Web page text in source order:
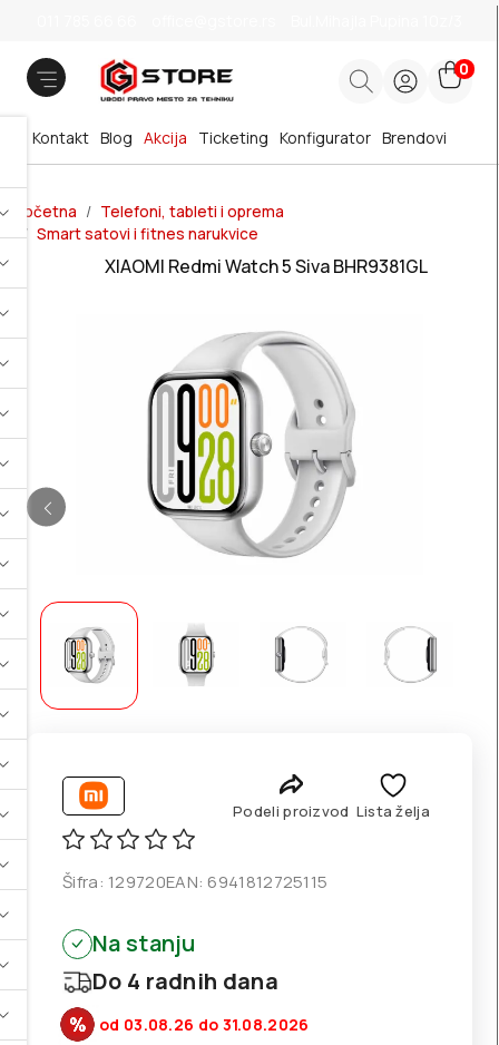
0
Brendovi
Blog Akcija
Kontakt Ticketing Konfigurator
Početna
Telefoni, tableti i oprema
Smart satovi i fitnes narukvice
XIAOMI Redmi Watch 5 Siva BHR9381GL
Podeli proizvod Lista želja
Šifra: 129720EAN: 6941812725115
Na stanju
Do 4 radnih dana
od 03.08.26 do 31.08.2026